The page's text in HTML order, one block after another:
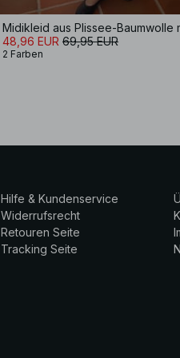
48,96 EUR 69,95 EUR
2 Farben
Hilfe & Kundenservice
Widerrufsrecht
Retouren Seite
Tracking Seite